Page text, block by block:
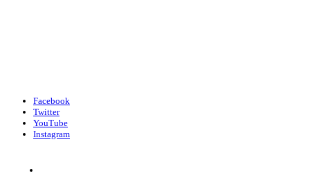
Facebook
Twitter
YouTube
Instagram